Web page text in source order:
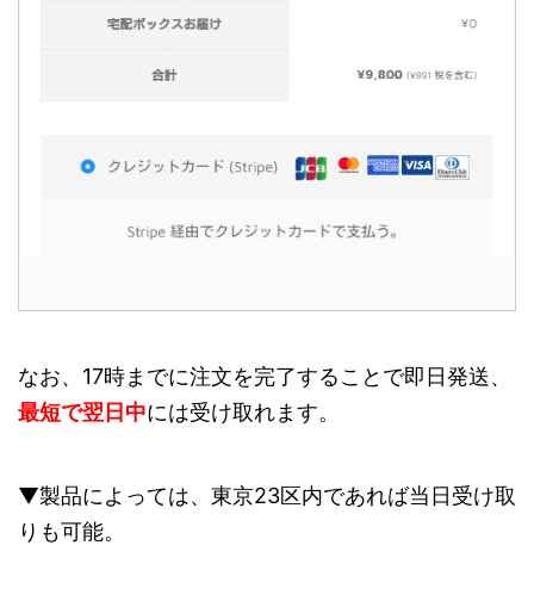
なお、17時までに注文を完了することで即日発送、
最短で翌日中には受け取れます。
▼製品によっては、東京23区内であれば当日受け取
りも可能。